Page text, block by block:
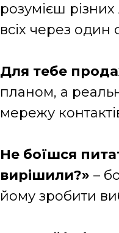
розумієш
всіх через один
Для тебе
планом, а
мережу
Не боїшся
вирішили?» –
йому зробити